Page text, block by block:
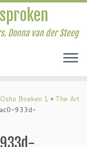
Donna van der Steeg
Boeken 1 » The Art
933d-